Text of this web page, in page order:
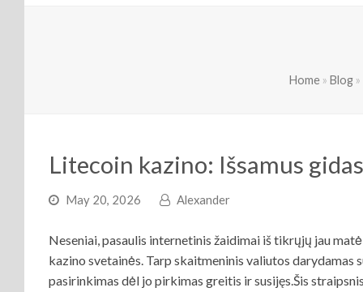
Home » Blog »
Litecoin kazino: Išsamus
May 20, 2026 Alexander
Neseniai, pasaulis internetinis žaidimai iš tikrųjų jau
kazino svetainės. Tarp skaitmeninis valiutos darydamas
pasirinkimas dėl jo pirkimas greitis ir susijęs.Šis